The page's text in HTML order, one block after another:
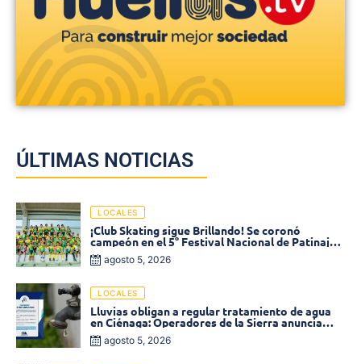
ÚLTIMAS NOTICIAS
LOCALES
¡Club Skating sigue Brillando! Se coronó
campeón en el 5° Festival Nacional de Patinaje
«Soledad sobre Ruedas»
agosto 5, 2026
LOCALES
Lluvias obligan a regular tratamiento de agua
en Ciénaga: Operadores de la Sierra anuncia
baja presión en varios sectores
agosto 5, 2026